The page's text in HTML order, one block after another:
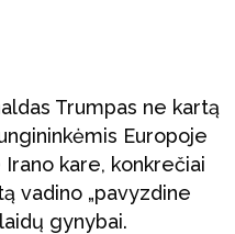
Trumpas ne kartą
Europoje
kare, konkrečiai
vadino „pavyzdine
gynybai.